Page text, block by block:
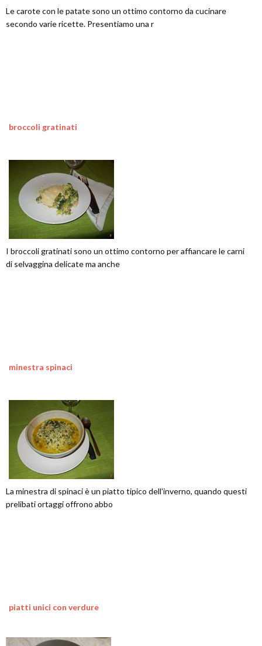
Le carote con le patate sono un ottimo contorno da cucinare
secondo varie ricette. Presentiamo una r
broccoli gratinati
I broccoli gratinati sono un ottimo contorno per affiancare le carni
di selvaggina delicate ma anche
minestra spinaci
La minestra di spinaci è un piatto tipico dell'inverno, quando questi
prelibati ortaggi offrono abbo
piatti unici con verdure